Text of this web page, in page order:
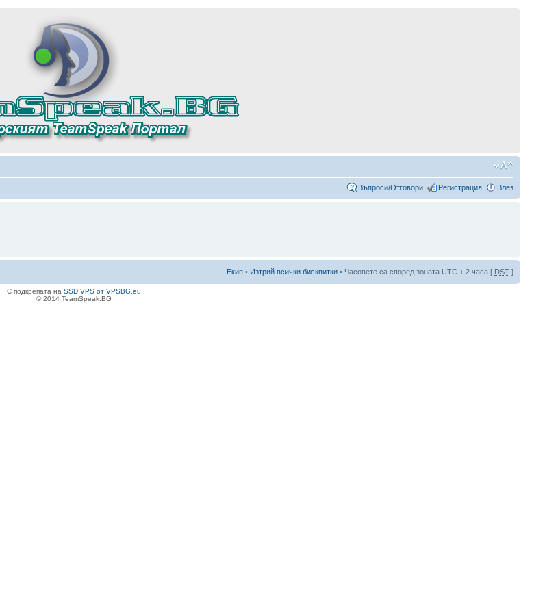
Въпроси/Отговори Регистрация Влез
Екип • Изтрий всички бисквитки • Часовете са според зоната UTC + 2 часа [ DST ]
С подкрепата на SSD VPS от VPSBG.eu
© 2014 TeamSpeak.BG